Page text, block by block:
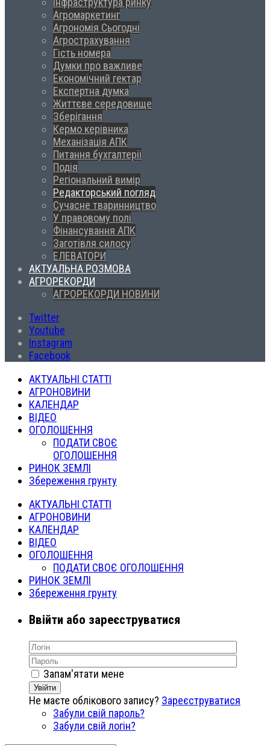
Агромаркетинг
Агрономія Сьогодні
Агрострахування
Гість номера
Думки про важливе
Економічний гектар
Експертна думка
Життєве середовище
Зберігання
Кермо керівника
Механізація АПК
Питання бухгалтерії
Подія
Регіональний вимір
Редакторський погляд
Сучасне тваринництво
У правовому полі
Фінансування АПК
Заготівля силосу
ЕЛЕВАТОРИ
АКТУАЛЬНА РОЗМОВА
АГРОРЕКОРДИ
АГРОРЕКОРДИ НОВИНИ
Twitter
Youtube
Instagram
Facebook
АКТУАЛЬНІ СТАТТІ
АГРОНОВИНИ
КАЛЕНДАР
ВІДЕО
ОГОЛОШЕННЯ
ПОДАТИ СВОЄ
ОГОЛОШЕННЯ
РИНОК ЗЕМЛІ
Збереження грунту
АКТУАЛЬНІ СТАТТІ
АГРОНОВИНИ
КАЛЕНДАР
ВІДЕО
ОГОЛОШЕННЯ
ПОДАТИ СВОЄ ОГОЛОШЕННЯ
РИНОК ЗЕМЛІ
Збереження грунту
Ввійти або зареєструватися
Запам'ятати мене
Увійти
Не маєте облікового запису? Зареєструватися
Забули свій пароль?
Забули свій логін?